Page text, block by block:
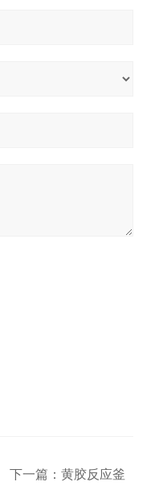
下一篇： 黄胶反应釜